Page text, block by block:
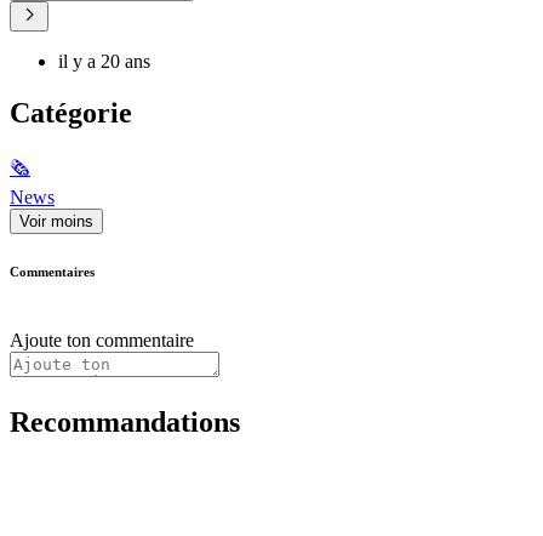
il y a 20 ans
Catégorie
🗞
News
Voir moins
Commentaires
Ajoute ton commentaire
Recommandations